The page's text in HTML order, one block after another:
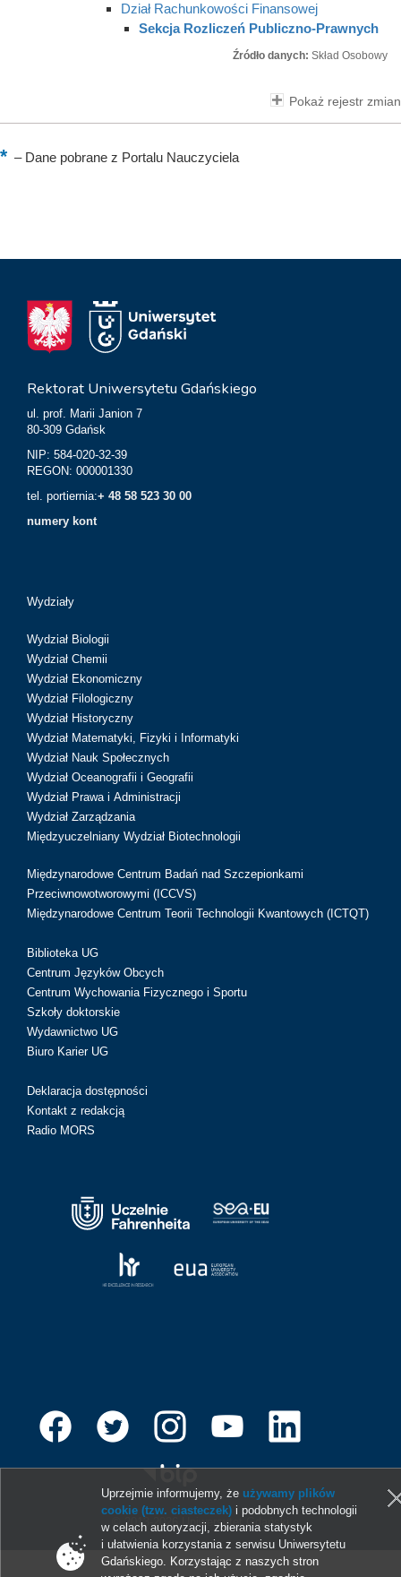
Dział Rachunkowości Finansowej
Sekcja Rozliczeń Publiczno-Prawnych
Źródło danych: Skład Osobowy
Pokaż rejestr zmian
–Dane pobrane z Portalu Nauczyciela
Rektorat Uniwersytetu Gdańskiego
ul. prof. Marii Janion 7
80-309 Gdańsk
NIP: 584-020-32-39
REGON: 000001330
tel. portiernia:+ 48 58 523 30 00
numery kont
Wydziały
Wydział Biologii
Wydział Chemii
Wydział Ekonomiczny
Wydział Filologiczny
Wydział Historyczny
Wydział Matematyki, Fizyki i Informatyki
Wydział Nauk Społecznych
Wydział Oceanografii i Geografii
Wydział Prawa i Administracji
Wydział Zarządzania
Międzyuczelniany Wydział Biotechnologii
Międzynarodowe Centrum Badań nad Szczepionkami
Przeciwnowotworowymi (ICCVS)
Międzynarodowe Centrum Teorii Technologii Kwantowych (ICTQT)
Biblioteka UG
Centrum Języków Obcych
Centrum Wychowania Fizycznego i Sportu
Szkoły doktorskie
Wydawnictwo UG
Biuro Karier UG
Deklaracja dostępności
Kontakt z redakcją
Radio MORS
© 2013-2026 Uniwersytet Gdański
Uprzejmie informujemy, że używamy plików
cookie (tzw. ciasteczek) i podobnych technologii
w celach autoryzacji, zbierania statystyk
i ułatwienia korzystania z serwisu Uniwersytetu
Gdańskiego. Korzystając z naszych stron